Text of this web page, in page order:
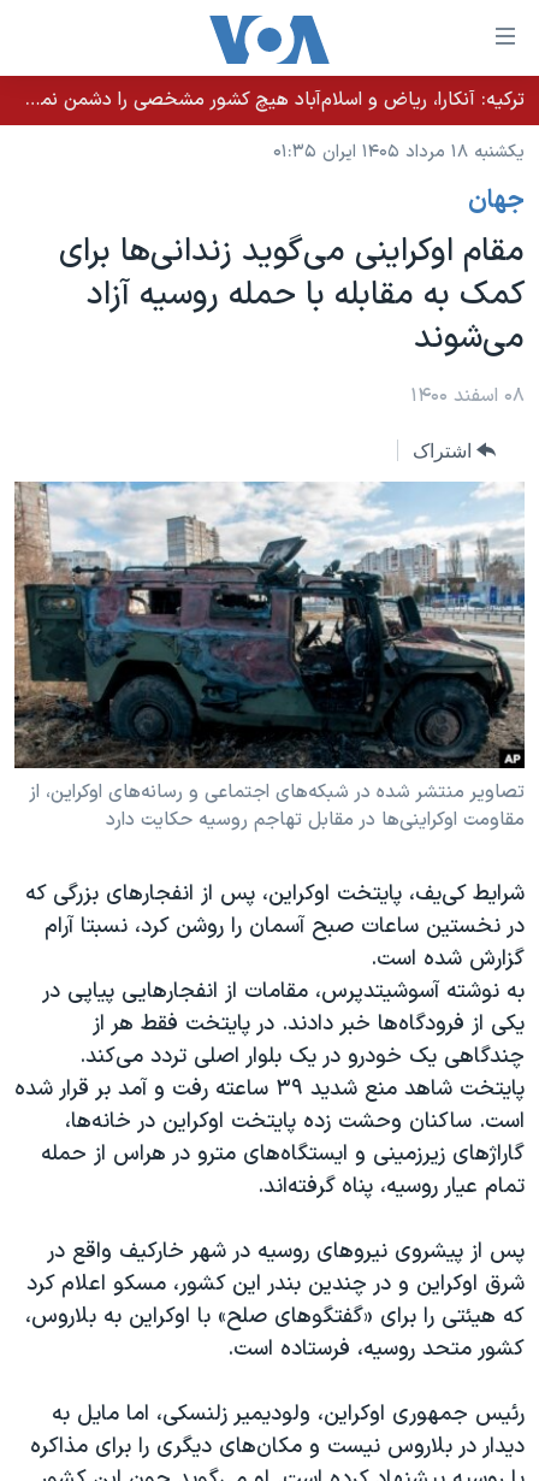
لینکهای
قابل
دسترسی
جهش
محتوای
اصلی
جهش
صفحه
جهش
خانه
نسخه سبک وب‌سایت
موضوع ها
ایران
آمریکا
جهان
ورزشی
ویدیوها
فرهنگ و زندگی
حقوق شهروندی
اقتصادی
علم و فناوری
اسرائیل در جنگ
آرشیو پخش زنده
برنامه های تلویزیونی
جدول برنامه ها
صفحه‌های ویژه
جام جهانی ۲۰۲۶
بایگانی برنامه‌های تلویزیونی
مستندها
انتخابات ریاست جمهوری آمریکا ۲۰۲۴
حمله جمهوری اسلامی به اسرائیل
رمز مهسا
ورزش زنان در ایران
مجموعه مستندهای دادخواهی
دادگاه حمید نوری
چهل سال گروگان‌گیری
قانون شفافیت دارائی کادر رهبری ایران
اعتراضات مردمی آبان ۹۸
اسرائیل در جنگ
نرگس محمدی برنده جایزه نوبل صلح
همایش محافظه‌کاران آمریکا «سی‌پک»
سفر پرزیدنت ترامپ به چین
فرکانس‌های صدای آمریکا
پخش رادیویی
یادگیری زبان انگلیسی
دنبال کنید
زبانهای مختلف
ترکیه: آنکارا، ریاض و اسلام‌آباد هیچ کشور مشخصی را دشمن نمی‌دانند مگر اینکه آن کشور اقدام خصمانه‌ای انجام دهد
یکشنبه ۱۸ مرداد ۱۴۰۵ ایران ۰۱:۳۵
جهان
مقام اوکراینی می‌گوید زندانی‌ها برای
کمک به مقابله با حمله روسیه آزاد
می‌شوند
۰۸ اسفند ۱۴۰۰
اشتراک
تصاویر منتشر شده در شبکه‌های اجتماعی و رسانه‌های اوکراین، از
مقاومت اوکراینی‌ها در مقابل تهاجم روسیه حکایت دارد
شرایط کی‌یف، پایتخت اوکراین، پس از انفجارهای بزرگی که
در نخستین ساعات صبح آسمان را روشن کرد، نسبتا آرام
گزارش شده است.
به نوشته آسوشیتدپرس، مقامات از انفجارهایی پیاپی در
یکی از فرودگاه‌ها خبر دادند. در پایتخت فقط هر از
چندگاهی یک خودرو در یک بلوار اصلی تردد می‌کند.
پایتخت شاهد منع شدید ۳۹ ساعته رفت و آمد بر قرار شده
است. ساکنان وحشت زده پایتخت اوکراین در خانه‌ها،
گاراژهای زیرزمینی و ایستگاه‌های مترو در هراس از حمله
تمام عیار روسیه، پناه گرفته‌اند.
پس از پیشروی نیروهای روسیه در شهر خارکیف واقع در
شرق اوکراین و در چندین بندر این کشور، مسکو اعلام کرد
که هیئتی را برای «گفتگوهای صلح» با اوکراین به بلاروس،
کشور متحد روسیه، فرستاده است.
رئیس جمهوری اوکراین، ولودیمیر زلنسکی، اما مایل به
دیدار در بلاروس نیست و مکان‌های دیگری را برای مذاکره